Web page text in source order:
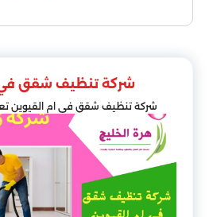
شركة تنظيف شقق في
شركة تنظيف شقق في ام القيوين